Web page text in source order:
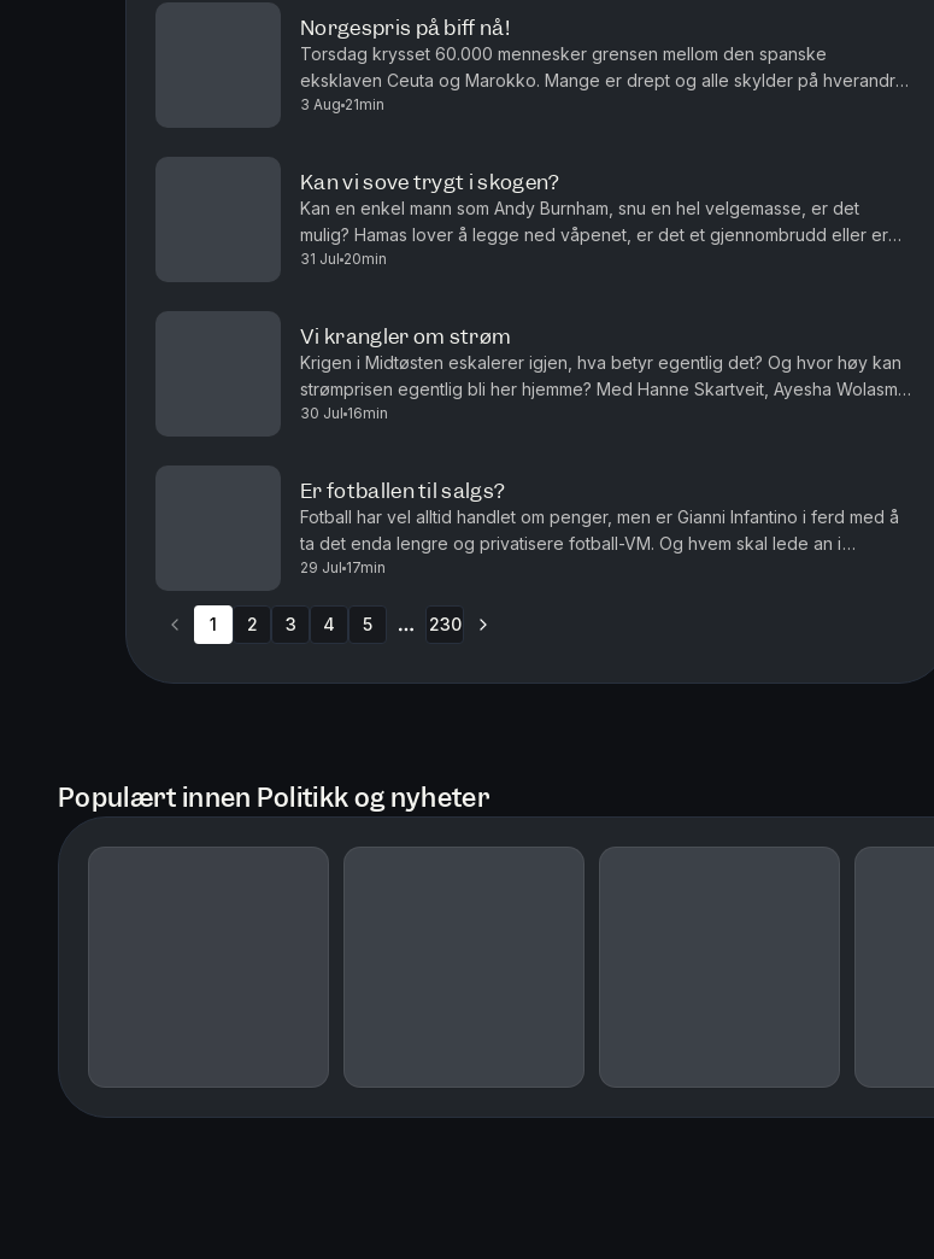
Norgespris på biff nå!
Torsdag krysset 60.000 mennesker grensen mellom den spanske
eksklaven Ceuta og Marokko. Mange er drept og alle skylder på hverandre
i sakens anledning, og må det innføres norgespris på biff i dette la...
3 Aug 21min
Kan vi sove trygt i skogen?
Kan en enkel mann som Andy Burnham, snu en hel velgemasse, er det
mulig? Hamas lover å legge ned våpenet, er det et gjennombrudd eller er
det ren ønsketetenkning. Og har menn et spesielt ansvar når de...
31 Jul 20min
Vi krangler om strøm
Krigen i Midtøsten eskalerer igjen, hva betyr egentlig det? Og hvor høy kan
strømprisen egentlig bli her hjemme? Med Hanne Skartveit, Ayesha Wolasmal
og Roar Valderhaug. Produsent Sara Gustavsen. Ansv...
30 Jul 16min
Er fotballen til salgs?
Fotball har vel alltid handlet om penger, men er Gianni Infantino i ferd med å
ta det enda lengre og privatisere fotball-VM. Og hvem skal lede an i
debatten om fordommer mot homofile i muslimske miljø...
29 Jul 17min
1 2 3 4 5 230
Populært innen Politikk og nyheter